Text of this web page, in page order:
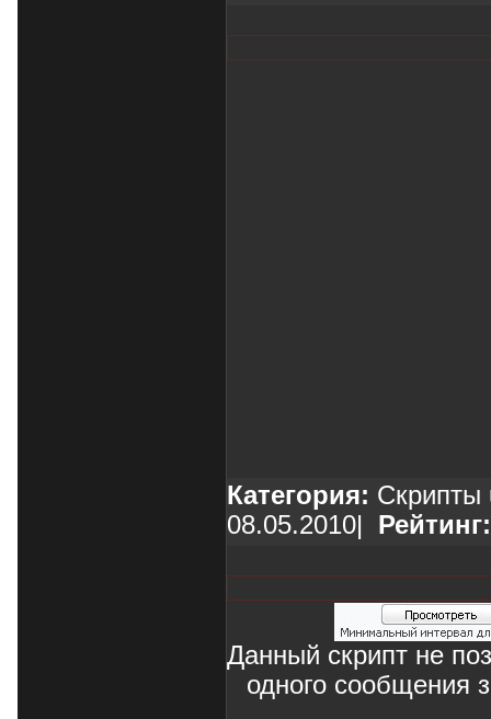
Категория: Скрипты
08.05.2010| Рейтинг:
Данный скрипт не
одного сообщения